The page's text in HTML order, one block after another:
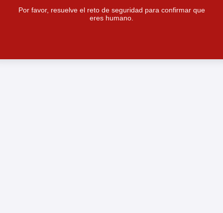
Por favor, resuelve el reto de seguridad para confirmar que
eres humano.